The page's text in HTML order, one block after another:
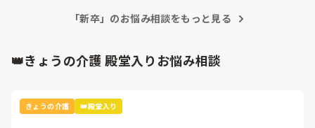
構いません。そしてなるべく早めに指導者として回ってほし
と言われた。しかし前の施設とちん巻きなどやり方が違いす
ぎで、全く慣れない。トランスも、前の老健では、7割型、
下がってしまった重度の麻痺。
「新卒」のお悩み相談をもっと見る
👑きょうの介護 殿堂入りお悩み相談
きょうの介護 👑殿堂入り